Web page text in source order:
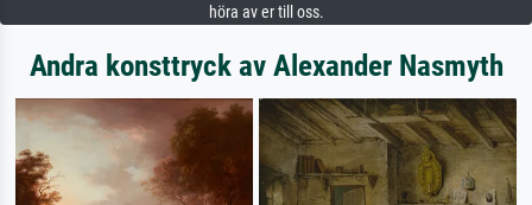
höra av er till oss.
Andra konsttryck av Alexander Nasmyth